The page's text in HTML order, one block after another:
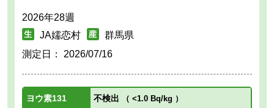
2026年28週
JA嬬恋村
群馬県
測定日： 2026/07/16
ヨウ素131 不検出 （ <1.0 Bq/kg ）